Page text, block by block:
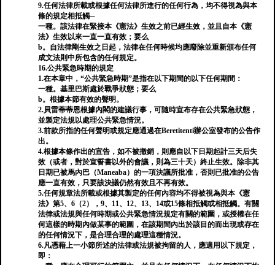
9.任何法律所載或根據任何法律所進行的任何行為，均不得視為與本
條的規定相抵觸─
一種。該法律在緊接本《憲法》生效之前已經生效，並且自本《憲
法》生效以來一直一直有效；要么
b。自法律剛生效之日起，法律在任何時候均應廢除並重新頒布任何
成文法則中所包含的任何規定。
16.公共緊急時期的規定
1.在本章中，“公共緊急時期”是指在以下期間的以下任何期間：
一種。基里巴斯處於戰爭狀態；要么
b。根據本節有效的聲明。
2.貝雷蒂蒂恩根據內閣的建議行事，可隨時宣布存在公共緊急狀態，
並製定法規以處理公共緊急情況。
3.前款所指的任何聲明或規定應通過在Beretitenti辦公室發布的公告作
出。
4.根據本條作出的宣告，如不被撤銷，則應自以下日期起計三天后失
效（或者，對於宣誓書以外的會議，則為三十天）終止生效。除非其
日期已被馬內巴（Maneaba）的一項決議所批准，否則已批准的公告
應一直有效，只要該決議仍然有效且不再有效。
5.任何規章法所載或根據其製定的任何內容均不得被視為與本《憲
法》第5、6（2），9、11、12、13、14或15條相抵觸或相抵觸。有關
法律或法規與任何時期或公共緊急情況規定有關的範圍，或授權在任
何這樣的時期內做某事的範圍，在該期間內出於該目的而出現或存在
的任何情況下，是合理合理的處理這種情況。
6.凡憑藉上一小節所述的法律或法規被拘留的人，應適用以下規定，
即：